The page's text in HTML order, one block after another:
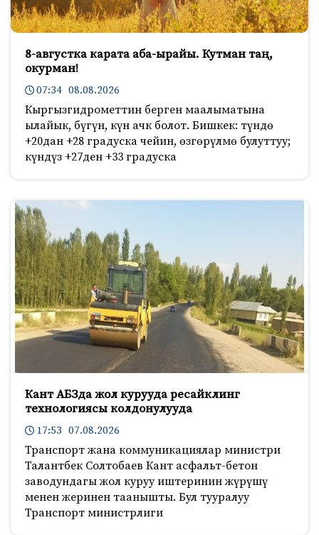
8-августка карата аба-ырайы. Кутман таң,
окурман!
07:34 08.08.2026
Кыргызгидрометтин берген маалыматына
ылайык, бүгүн, күн ачк болот. Бишкек: түндө
+20дан +28 градуска чейин, өзгөрүлмө булуттуу;
күндүз +27ден +33 градуска
Кант АБЗда жол курууда ресайклинг
технологиясы колдонулууда
17:53 07.08.2026
Транспорт жана коммуникациялар министри
Талантбек Солтобаев Кант асфальт-бетон
заводундагы жол куруу иштеринин жүрүшү
менен жеринен таанышты. Бул тууралуу
Транспорт министрлиги